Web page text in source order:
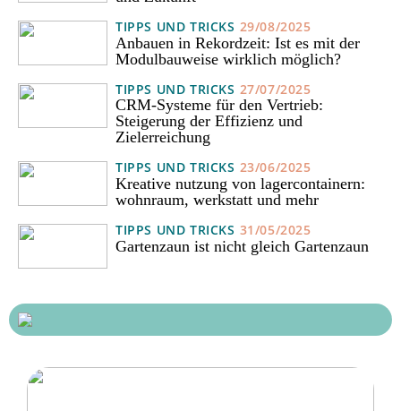
TIPPS UND TRICKS 29/08/2025
Anbauen in Rekordzeit: Ist es mit der
Modulbauweise wirklich möglich?
TIPPS UND TRICKS 27/07/2025
CRM-Systeme für den Vertrieb:
Steigerung der Effizienz und
Zielerreichung
TIPPS UND TRICKS 23/06/2025
Kreative nutzung von lagercontainern:
wohnraum, werkstatt und mehr
TIPPS UND TRICKS 31/05/2025
Gartenzaun ist nicht gleich Gartenzaun